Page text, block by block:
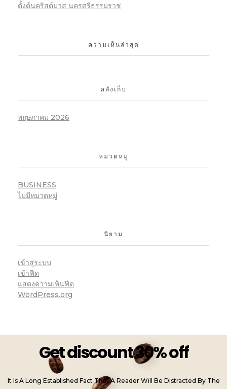
ตั้งต้นคริสต์มาส นครศรีธรรมราช
ความเห็นล่าสุด
คลังเก็บ
พฤษภาคม 2026
หมวดหมู่
BUSINESS
ไม่มีหมวดหมู่
นิยาม
เข้าสู่ระบบ
เข้าฟีด
แสดงความเห็นฟีด
WordPress.org
Get discount 30% off
It Is A Long Established Fact That A Reader Will Be Distracted By The